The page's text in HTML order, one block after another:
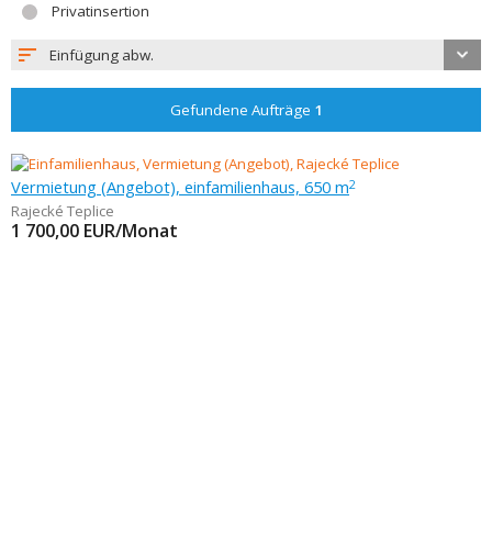
Privatinsertion
Einfügung abw.
Gefundene Aufträge 1
Vermietung (Angebot), einfamilienhaus, 650 m2
Rajecké Teplice
1 700,00 EUR/Monat